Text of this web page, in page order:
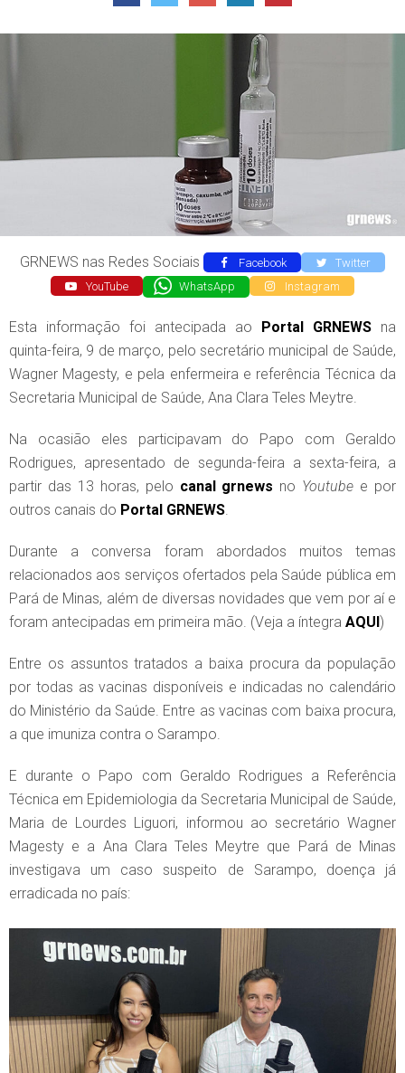
GRNEWS nas Redes Sociais Facebook
Twitter
YouTube
WhatsApp Instagram
Esta informação foi antecipada ao Portal GRNEWS na
quinta-feira, 9 de março, pelo secretário municipal de Saúde,
Wagner Magesty, e pela enfermeira e referência Técnica da
Secretaria Municipal de Saúde, Ana Clara Teles Meytre.
Na ocasião eles participavam do Papo com Geraldo
Rodrigues, apresentado de segunda-feira a sexta-feira, a
partir das 13 horas, pelo canal grnews no Youtube e por
outros canais do Portal GRNEWS.
Durante a conversa foram abordados muitos temas
relacionados aos serviços ofertados pela Saúde pública em
Pará de Minas, além de diversas novidades que vem por aí e
foram antecipadas em primeira mão. (Veja a íntegra AQUI )
Entre os assuntos tratados a baixa procura da população
por todas as vacinas disponíveis e indicadas no calendário
do Ministério da Saúde. Entre as vacinas com baixa procura,
a que imuniza contra o Sarampo.
E durante o Papo com Geraldo Rodrigues a Referência
Técnica em Epidemiologia da Secretaria Municipal de Saúde,
Maria de Lourdes Liguori, informou ao secretário Wagner
Magesty e a Ana Clara Teles Meytre que Pará de Minas
investigava um caso suspeito de Sarampo, doença já
erradicada no país: